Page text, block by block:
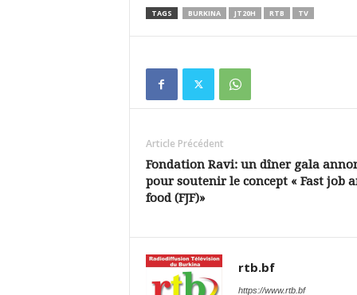
TAGS BURKINA JT20H RTB TV
Article Précédent
Fondation Ravi: un dîner gala
pour soutenir le concept « Fast job
food (FJF)»
rtb.bf
https://www.rtb.bf